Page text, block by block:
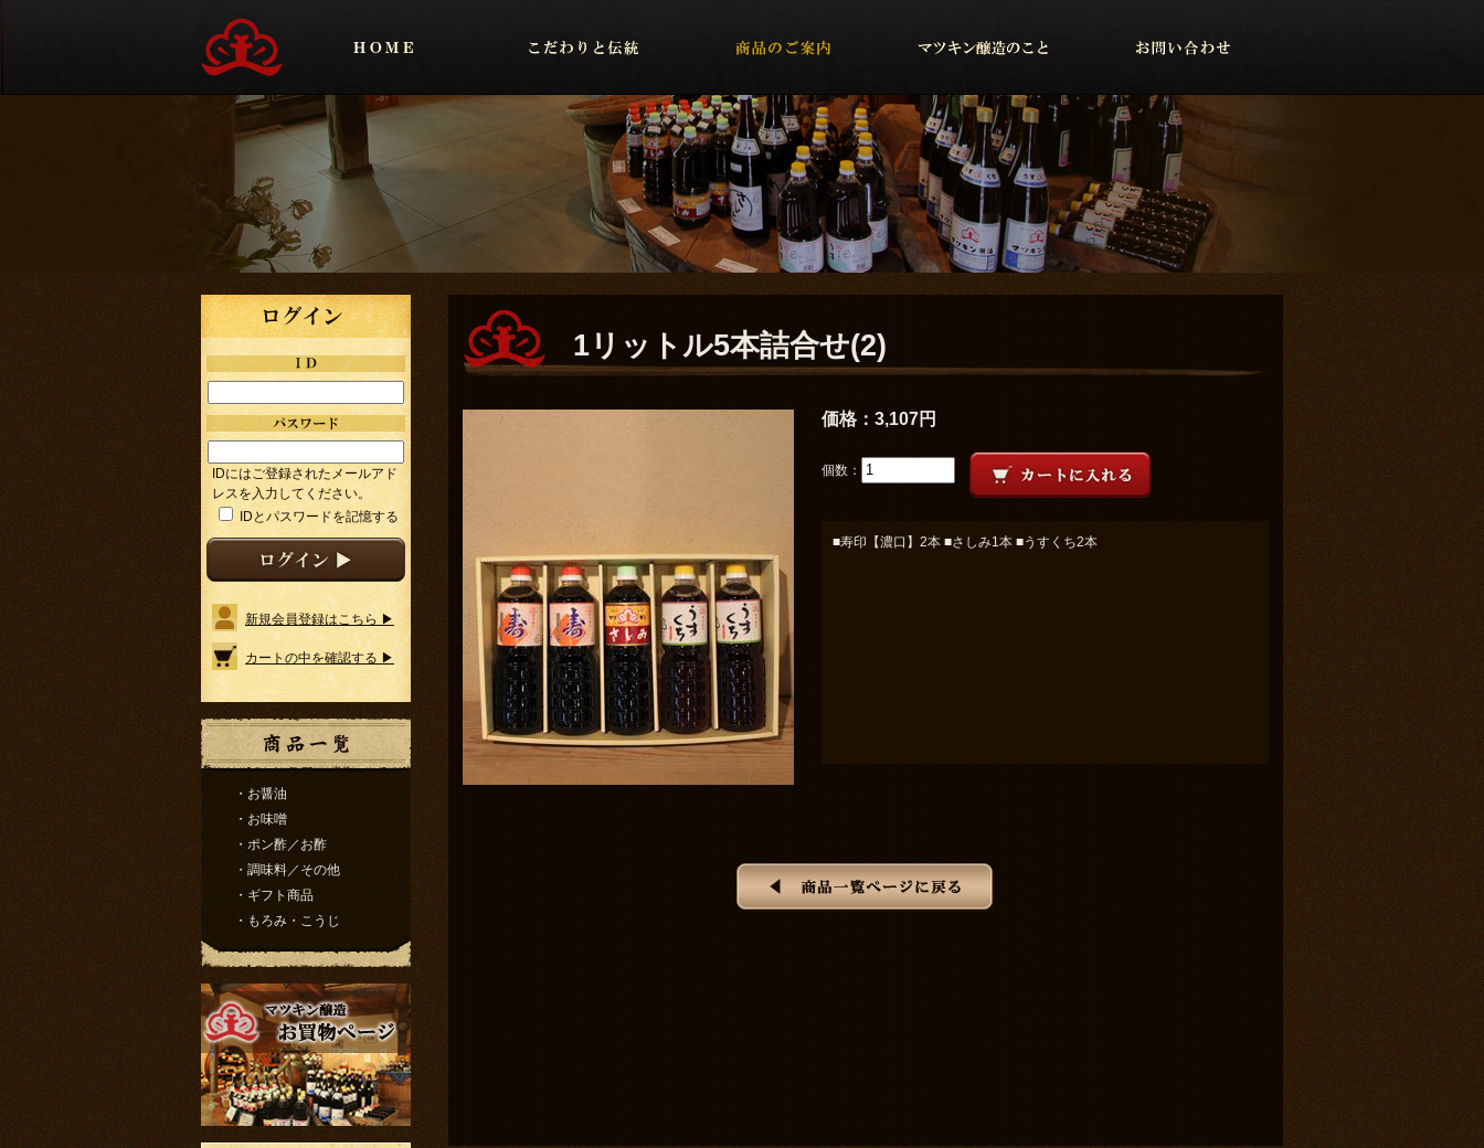
1リットル5本詰合せ(2)
価格： 3,107円
個数：
■寿印【濃口】2本 ■さしみ1本 ■うすくち2本
IDにはご登録されたメールアド
レスを入力してください。
IDとパスワードを記憶する
新規会員登録はこちら ▶
カートの中を確認する ▶
・お醤油
・お味噌
・ポン酢／お酢
・調味料／その他
・ギフト商品
・もろみ・こうじ